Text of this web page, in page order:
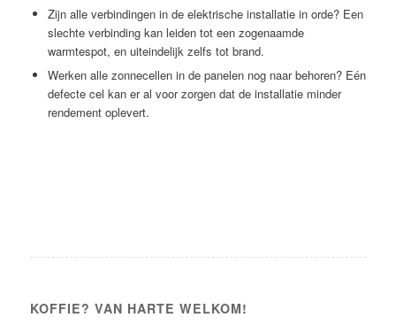
Zijn alle verbindingen in de elektrische installatie in orde? Een
slechte verbinding kan leiden tot een zogenaamde
warmtespot, en uiteindelijk zelfs tot brand.
Werken alle zonnecellen in de panelen nog naar behoren? Eén
defecte cel kan er al voor zorgen dat de installatie minder
rendement oplevert.
KOFFIE? VAN HARTE WELKOM!